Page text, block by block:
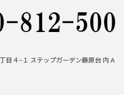
目４−１ ステップガーデン藤原台 内 A